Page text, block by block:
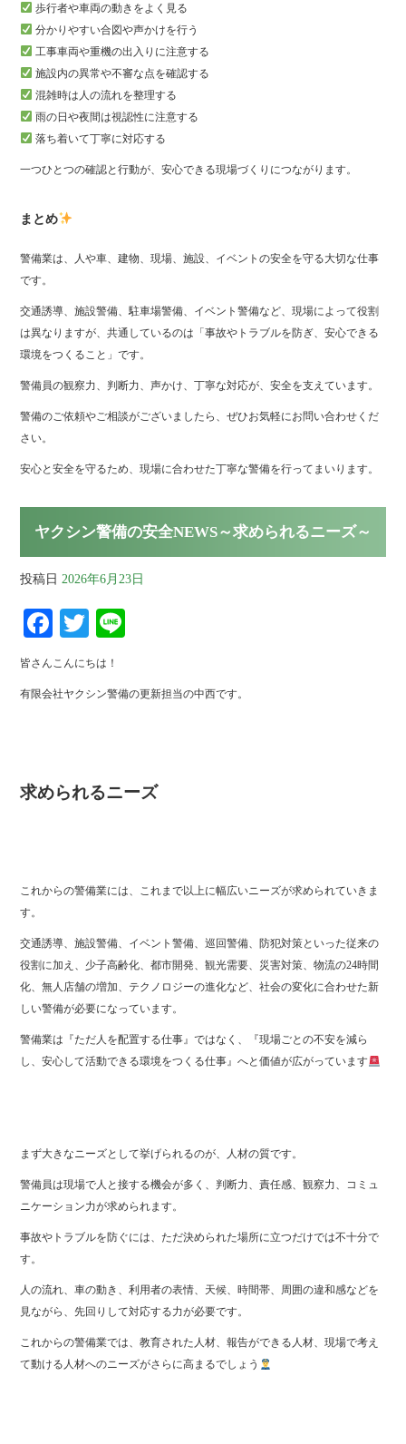
歩行者や車両の動きをよく見る
分かりやすい合図や声かけを行う
工事車両や重機の出入りに注意する
施設内の異常や不審な点を確認する
混雑時は人の流れを整理する
雨の日や夜間は視認性に注意する
落ち着いて丁寧に対応する
一つひとつの確認と行動が、安心できる現場づくりにつながります。
まとめ
警備業は、人や車、建物、現場、施設、イベントの安全を守る大切な仕事
です。
交通誘導、施設警備、駐車場警備、イベント警備など、現場によって役割
は異なりますが、共通しているのは「事故やトラブルを防ぎ、安心できる
環境をつくること」です。
警備員の観察力、判断力、声かけ、丁寧な対応が、安全を支えています。
警備のご依頼やご相談がございましたら、ぜひお気軽にお問い合わせくだ
さい。
安心と安全を守るため、現場に合わせた丁寧な警備を行ってまいります。
ヤクシン警備の安全NEWS～求められるニーズ～
投稿日 2026年6月23日
Fa
ce
bo
ok
T
wi
tte
皆さんこんにちは！
有限会社ヤクシン警備の更新担当の中西です。
求められるニーズ
これからの警備業には、これまで以上に幅広いニーズが求められていきま
す。
交通誘導、施設警備、イベント警備、巡回警備、防犯対策といった従来の
役割に加え、少子高齢化、都市開発、観光需要、災害対策、物流の24時間
化、無人店舗の増加、テクノロジーの進化など、社会の変化に合わせた新
しい警備が必要になっています。
警備業は『ただ人を配置する仕事』ではなく、『現場ごとの不安を減ら
し、安心して活動できる環境をつくる仕事』へと価値が広がっています
まず大きなニーズとして挙げられるのが、人材の質です。
警備員は現場で人と接する機会が多く、判断力、責任感、観察力、コミュ
ニケーション力が求められます。
事故やトラブルを防ぐには、ただ決められた場所に立つだけでは不十分で
す。
人の流れ、車の動き、利用者の表情、天候、時間帯、周囲の違和感などを
見ながら、先回りして対応する力が必要です。
これからの警備業では、教育された人材、報告ができる人材、現場で考え
て動ける人材へのニーズがさらに高まるでしょう